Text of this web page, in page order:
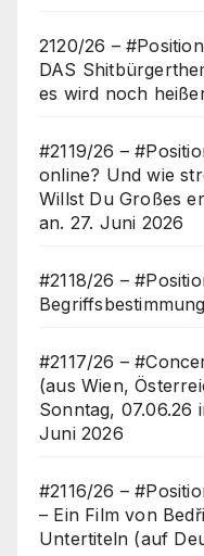
2120/26 –
DAS
es wird noch
#2119/26 –
online? Und wie
Willst Du Großes
an. 27. Juni 2026
#2118/26 –
#2117/26 –
(aus Wien,
Sonntag, 07.06.26
Juni 2026
#2116/26 –
– Ein Film von
Untertiteln (auf